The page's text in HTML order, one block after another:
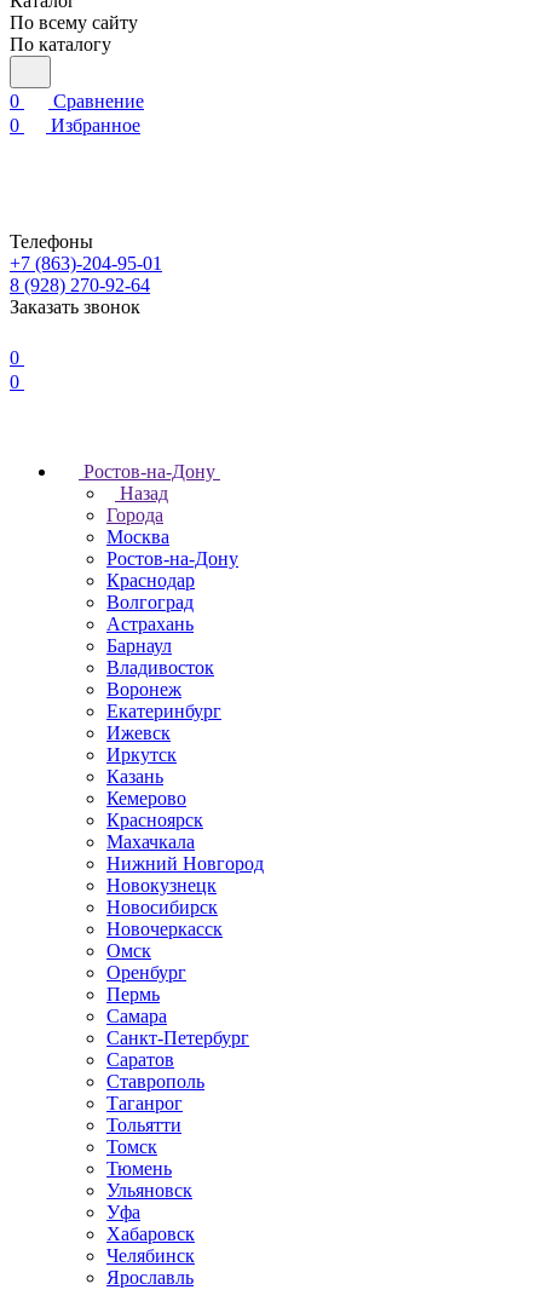
По всему сайту
По каталогу
0
Сравнение
0
Избранное
Телефоны
+7 (863)-204-95-01
8 (928) 270-92-64
Заказать звонок
0
0
Ростов-на-Дону
Назад
Города
Москва
Ростов-на-Дону
Краснодар
Волгоград
Астрахань
Барнаул
Владивосток
Воронеж
Екатеринбург
Ижевск
Иркутск
Казань
Кемерово
Красноярск
Махачкала
Нижний Новгород
Новокузнецк
Новосибирск
Новочеркаcск
Омск
Оренбург
Пермь
Самара
Санкт-Петербург
Саратов
Ставрополь
Таганрог
Тольятти
Томск
Тюмень
Ульяновск
Уфа
Хабаровск
Челябинск
Ярославль